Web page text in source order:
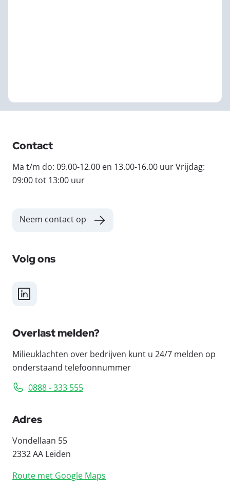
Contact
Ma t/m do: 09.00-12.00 en 13.00-16.00 uur Vrijdag:
09:00 tot 13:00 uur
Neem contact op
Volg ons
LinkedIn
Overlast melden?
Milieuklachten over bedrijven kunt u 24/7 melden op
onderstaand telefoonnummer
0888 - 333 555
Adres
Vondellaan 55
2332 AA Leiden
Route met Google Maps